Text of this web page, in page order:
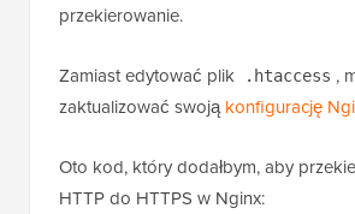
przekierowanie.
Zamiast edytować plik .htaccess ,
zaktualizować swojąkonfigurację
Oto kod, który dodałbym, aby
HTTP do HTTPS w Nginx: